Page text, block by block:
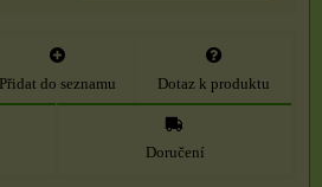
Přidat do seznamu Dotaz k produktu
Doručení